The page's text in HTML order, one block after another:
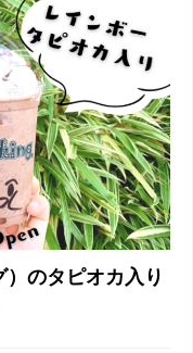
のタピオカ入り